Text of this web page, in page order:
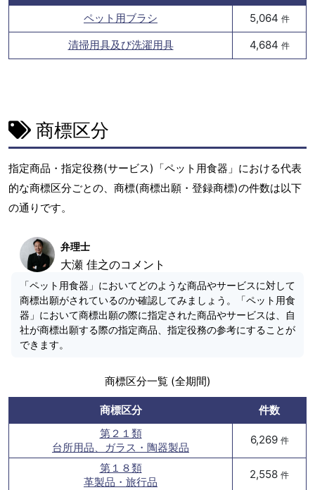
ペット用ブラシ 5,064 件
清掃用具及び洗濯用具 4,684 件
商標区分
指定商品・指定役務(サービス)「ペット用食器」における代表
的な商標区分ごとの、商標(商標出願・登録商標)の件数は以下
の通りです。
弁理士
大瀬 佳之のコメント
「ペット用食器」においてどのような商品やサービスに対して
商標出願がされているのか確認してみましょう。「ペット用食
器」において商標出願の際に指定された商品やサービスは、自
社が商標出願する際の指定商品、指定役務の参考にすることが
できます。
商標区分一覧 (全期間)
商標区分
件数
第２１類
台所用品、ガラス・陶器製品
6,269 件
第１８類
革製品・旅行品
2,558 件